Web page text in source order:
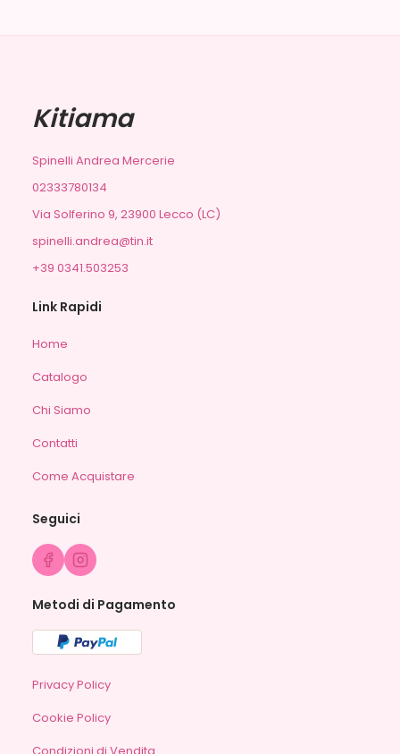
Kitiama
Spinelli Andrea Mercerie
02333780134
Via Solferino 9, 23900 Lecco (LC)
spinelli.andrea@tin.it
+39 0341.503253
Link Rapidi
Home
Catalogo
Chi Siamo
Contatti
Come Acquistare
Seguici
Metodi di Pagamento
Privacy Policy
Cookie Policy